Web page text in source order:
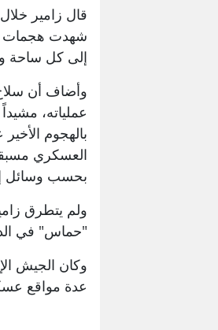
شهدت هجمات
إلى كل ساحة
وأضاف أن
عملياته،
بالهجوم
العسكري
بحسب وسائل
ولم يتطرق
"حماس" في
وكان الجيش
عدة مواقع